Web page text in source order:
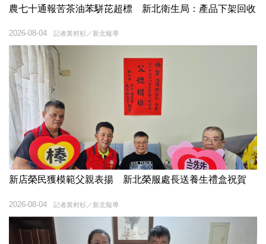
農七十通報苦茶油苯駢芘超標 新北衛生局：產品下架回收
記者黃村杉／新北報導
2026-08-04
新店榮民獲模範父親表揚 新北榮服處長送養生禮盒祝賀
記者黃村杉／新北報導
2026-08-04